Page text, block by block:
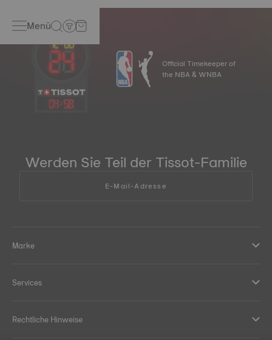
Menü
04:58
Official Timekeeper of
the NBA & WNBA
Werden Sie Teil der Tissot-Familie
E-Mail-Adresse
Marke
Services
Rechtliche Hinweise